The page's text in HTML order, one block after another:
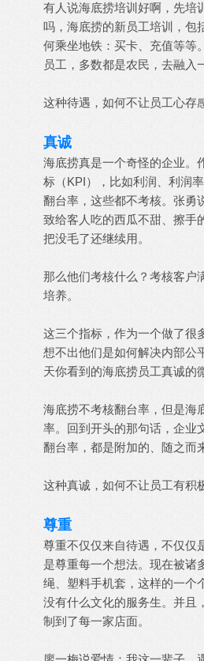
有人说海底捞培训好啊，先培
吗，海底捞的新员工培训，包
何乘坐地铁：买卡、充值等等
员工，多数都是农民，去融入
这种待遇，如何不让员工心存
真诚
海底捞真是一个奇怪的企业。
标（KPI），比如利润、利润
翻台率，这些都不考核。张勇
致给客人吃的西瓜不甜、擦手
把没毛了还继续用。
那么他们考核什么？考核客户
培养。
这三个指标，作为一个做了很
想不出他们是如何解决内部公
天你看到的海底捞员工真诚的
海底捞不考核翻台率，但是海
率。回到开头的那句话，企业
翻台率，都是附加的、随之而
这种真诚，如何不让员工有积
尊重
尊重不仅仅来自待遇，不仅仅
是尊重每一个想法。现在被诸
绳、塑料手机套，这样的一个
没有什么文化的服务生。并且
制到了每一家店面。